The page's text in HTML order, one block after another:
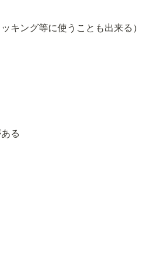
キング等に使うことも出来る）
る